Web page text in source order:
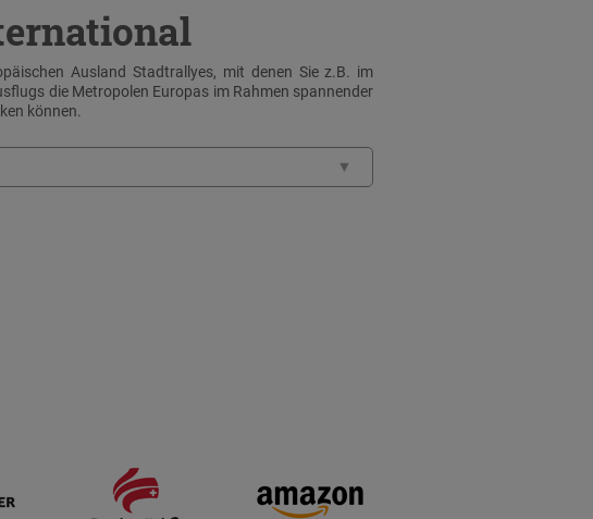
Ausland Stadtrallyes, mit denen Sie z.B. im
die Metropolen Europas im Rahmen spannender
können.